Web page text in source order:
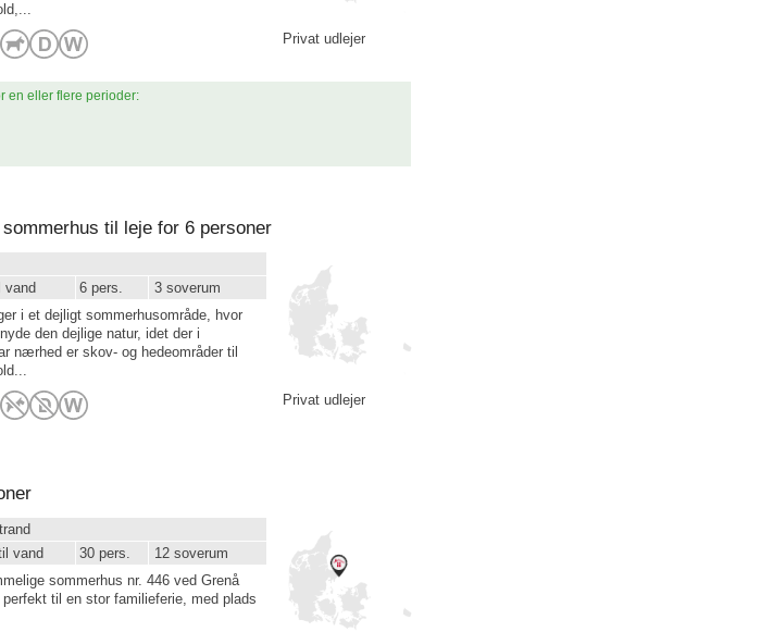
Privat udlejer
en eller flere perioder:
til leje for 6 personer
vand
6 pers.
3 soverum
i et dejligt sommerhusområde, hvor
den dejlige natur, idet der i
nærhed er skov- og hedeområder til
Privat udlejer
vand
30 pers.
12 soverum
sommerhus nr. 446 ved Grenå
perfekt til en stor familieferie, med plads